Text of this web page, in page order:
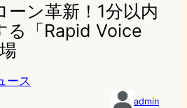
ン革新！1分以内
る「Rapid Voice
ース
admin